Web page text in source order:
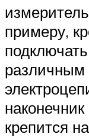
примеру,
различным
крепится